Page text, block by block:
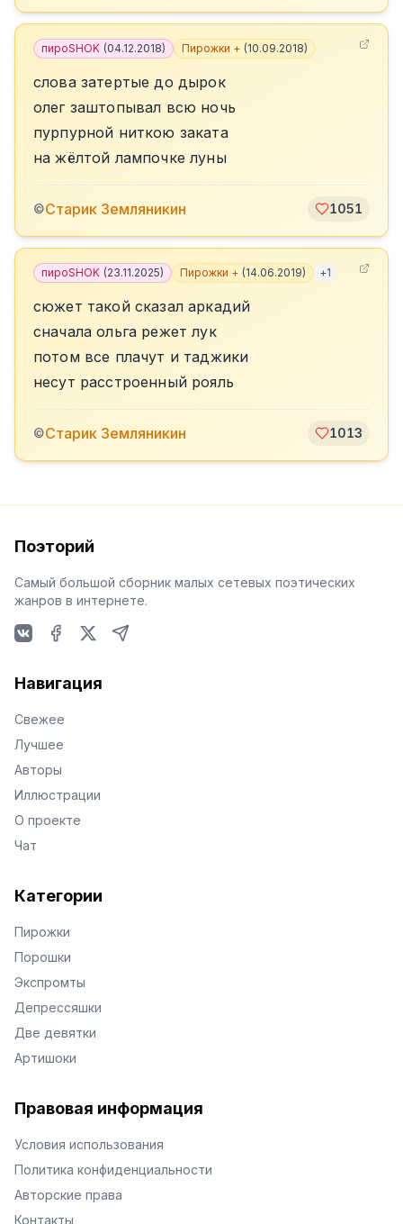
пироSHOK (04.12.2018) Пирожки + (10.09.2018)
слова затертые до дырок
олег заштопывал всю ночь
пурпурной ниткою заката
на жёлтой лампочке луны
©Старик Земляникин 1051
пироSHOK (23.11.2025) Пирожки + (14.06.2019) +1
сюжет такой сказал аркадий
сначала ольга режет лук
потом все плачут и таджики
несут расстроенный рояль
©Старик Земляникин 1013
Поэторий
Самый большой сборник малых сетевых поэтических
жанров в интернете.
Навигация
Свежее
Лучшее
Авторы
Иллюстрации
О проекте
Чат
Категории
Пирожки
Порошки
Экспромты
Депрессяшки
Две девятки
Артишоки
Правовая информация
Условия использования
Политика конфиденциальности
Авторские права
Контакты